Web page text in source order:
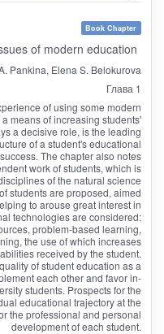
Book Chapter
of modern education
Pankina, Elena S. Belokurova
Глава 1
of using some modern
means of increasing students'
a decisive role, is the leading
of a student's educational
The chapter also notes
work of students, which is
of the natural science
students are proposed, aimed
to arouse great interest in
technologies are considered:
problem-based learning,
the use of which increases
received by the student.
of student education as a
each other and favor in-
students. Prospects for the
educational trajectory at the
the professional and personal
development of each student.